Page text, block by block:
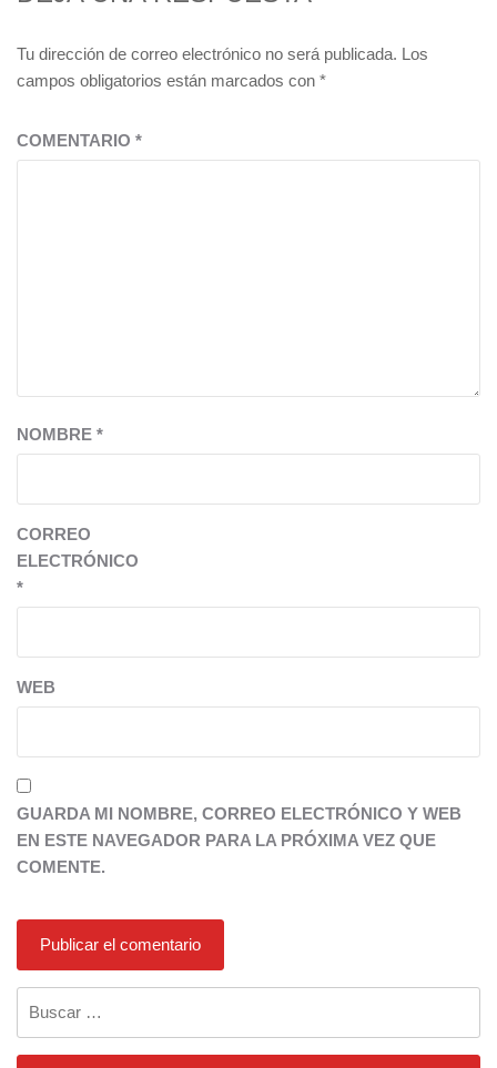
Tu dirección de correo electrónico no será publicada. Los
campos obligatorios están marcados con *
COMENTARIO *
NOMBRE *
CORREO
ELECTRÓNICO
*
WEB
GUARDA MI NOMBRE, CORREO ELECTRÓNICO Y WEB
EN ESTE NAVEGADOR PARA LA PRÓXIMA VEZ QUE
COMENTE.